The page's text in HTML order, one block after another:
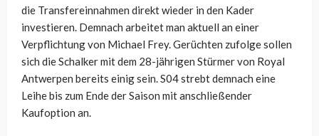
die Transfereinnahmen direkt wieder in den Kader
investieren. Demnach arbeitet man aktuell an einer
Verpflichtung von Michael Frey. Gerüchten zufolge sollen
sich die Schalker mit dem 28-jährigen Stürmer von Royal
Antwerpen bereits einig sein. S04 strebt demnach eine
Leihe bis zum Ende der Saison mit anschließender
Kaufoption an.